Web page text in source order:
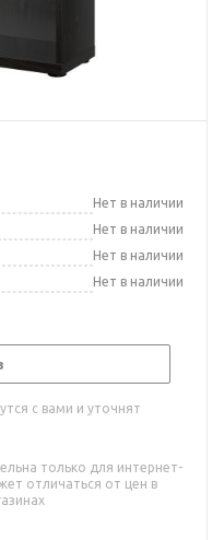
Нет в наличии
Нет в наличии
Нет в наличии
Нет в наличии
с вами и уточнят
только для интернет-
отличаться от цен в